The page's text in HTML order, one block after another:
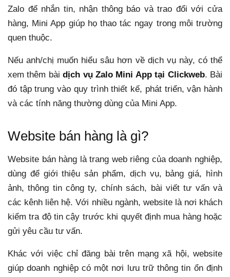
Zalo để nhắn tin, nhận thông báo và trao đổi với cửa
hàng, Mini App giúp họ thao tác ngay trong môi trường
quen thuộc.
Nếu anh/chị muốn hiểu sâu hơn về dịch vụ này, có thể
xem thêm bàidịch vụ Zalo Mini App tại Clickweb. Bài
đó tập trung vào quy trình thiết kế, phát triển, vận hành
và các tính năng thường dùng của Mini App.
Website bán hàng là gì?
Website bán hàng là trang web riêng của doanh nghiệp,
dùng để giới thiệu sản phẩm, dịch vụ, bảng giá, hình
ảnh, thông tin công ty, chính sách, bài viết tư vấn và
các kênh liên hệ. Với nhiều ngành, website là nơi khách
kiểm tra độ tin cậy trước khi quyết định mua hàng hoặc
gửi yêu cầu tư vấn.
Khác với việc chỉ đăng bài trên mạng xã hội, website
giúp doanh nghiệp có một nơi lưu trữ thông tin ổn định